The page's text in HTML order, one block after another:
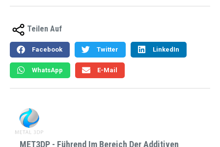
Teilen Auf
Facebook Twitter LinkedIn
WhatsApp E-Mail
MET3DP - Führend Im Bereich Der Additiven